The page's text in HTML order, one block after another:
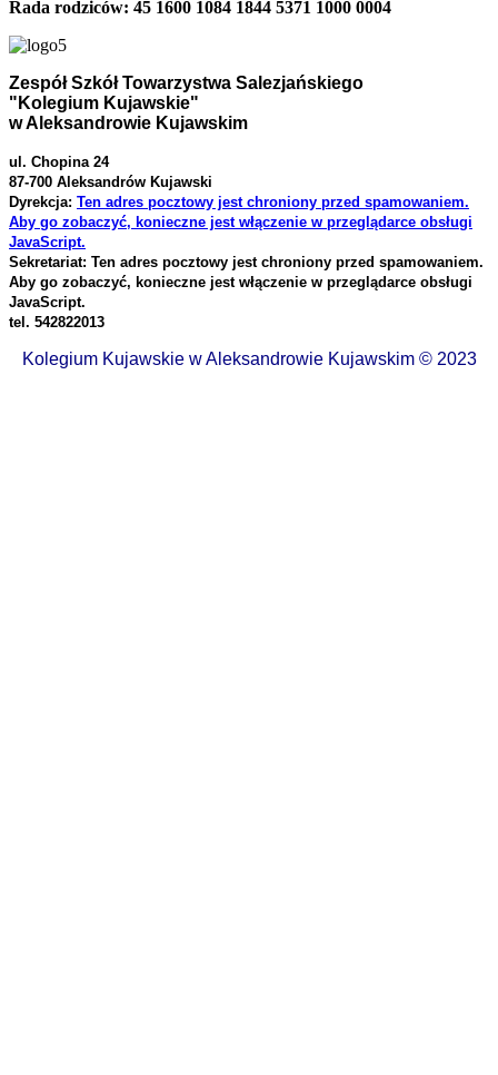
Rada rodziców: 45 1600 1084 1844 5371 1000 0004
Zespół Szkół Towarzystwa Salezjańskiego
"Kolegium Kujawskie"
w Aleksandrowie Kujawskim
ul. Chopina 24
87-700 Aleksandrów Kujawski
Dyrekcja: Ten adres pocztowy jest chroniony przed spamowaniem.
Aby go zobaczyć, konieczne jest włączenie w przeglądarce obsługi
JavaScript.
Sekretariat: Ten adres pocztowy jest chroniony przed spamowaniem.
Aby go zobaczyć, konieczne jest włączenie w przeglądarce obsługi
JavaScript.
tel. 542822013
Kolegium Kujawskie w Aleksandrowie Kujawskim © 2023